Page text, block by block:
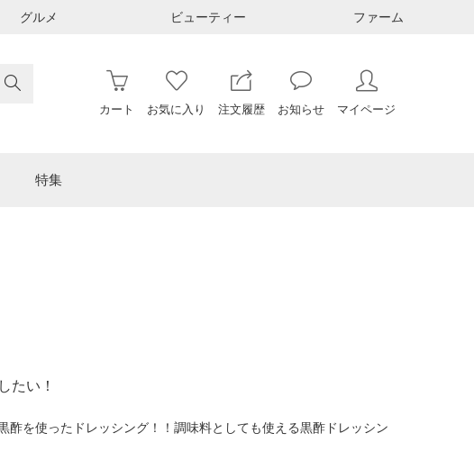
グルメ ビューティー ファーム
カート お気に入り 注文履歴 お知らせ マイページ
特集
たい！
を使ったドレッシング！！調味料としても使える黒酢ドレッシン